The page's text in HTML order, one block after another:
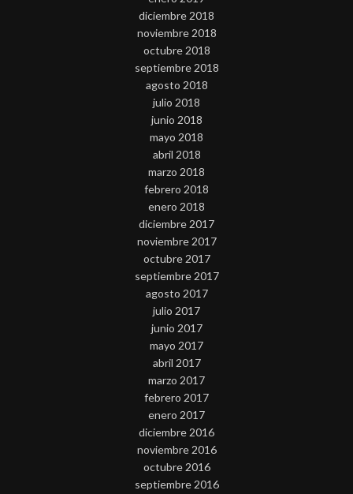
diciembre 2018
noviembre 2018
octubre 2018
septiembre 2018
agosto 2018
julio 2018
junio 2018
mayo 2018
abril 2018
marzo 2018
febrero 2018
enero 2018
diciembre 2017
noviembre 2017
octubre 2017
septiembre 2017
agosto 2017
julio 2017
junio 2017
mayo 2017
abril 2017
marzo 2017
febrero 2017
enero 2017
diciembre 2016
noviembre 2016
octubre 2016
septiembre 2016